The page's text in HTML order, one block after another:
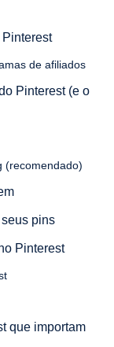
de afiliados
Pinterest (e o
(recomendado)
pins
Pinterest
que importam